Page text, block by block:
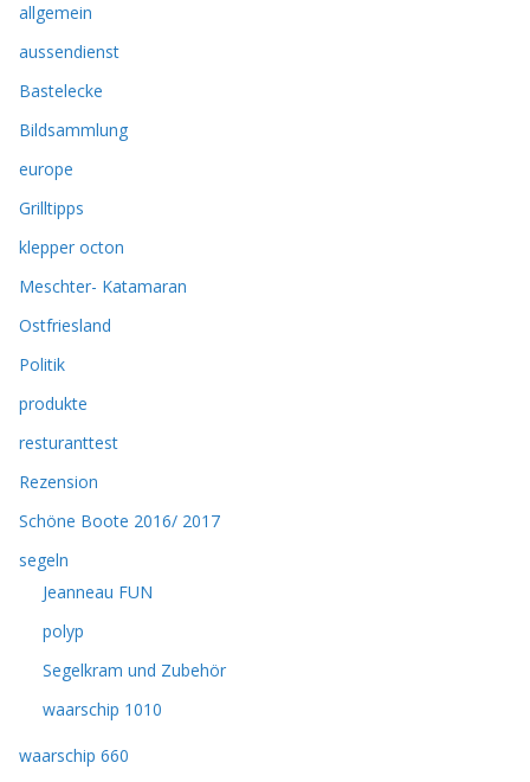
allgemein
aussendienst
Bastelecke
Bildsammlung
europe
Grilltipps
klepper octon
Meschter- Katamaran
Ostfriesland
Politik
produkte
resturanttest
Rezension
Schöne Boote 2016/ 2017
segeln
Jeanneau FUN
polyp
Segelkram und Zubehör
waarschip 1010
waarschip 660